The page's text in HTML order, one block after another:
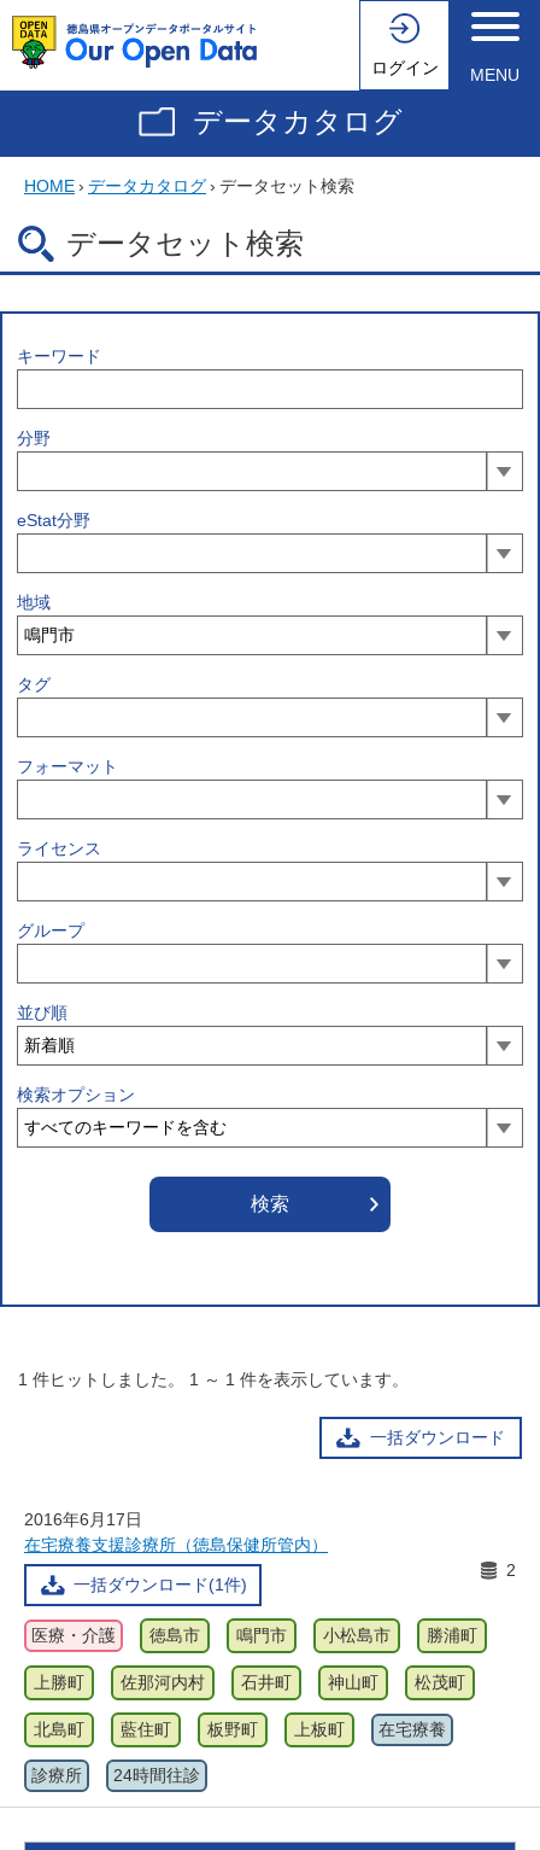
ログイン MENU
データカタログ
HOME› データカタログ› データセット検索
データセット検索
キーワード
分野
eStat分野
地域
タグ
フォーマット
ライセンス
グループ
並び順
検索オプション
1 件ヒットしました。 1 ～ 1 件を表示しています。
一括ダウンロード
2016年6月17日
在宅療養支援診療所（徳島保健所管内）
一括ダウンロード(1件)
2
医療・介護 徳島市 鳴門市 小松島市 勝浦町
上勝町 佐那河内村 石井町 神山町 松茂町
北島町 藍住町 板野町 上板町 在宅療養
診療所 24時間往診